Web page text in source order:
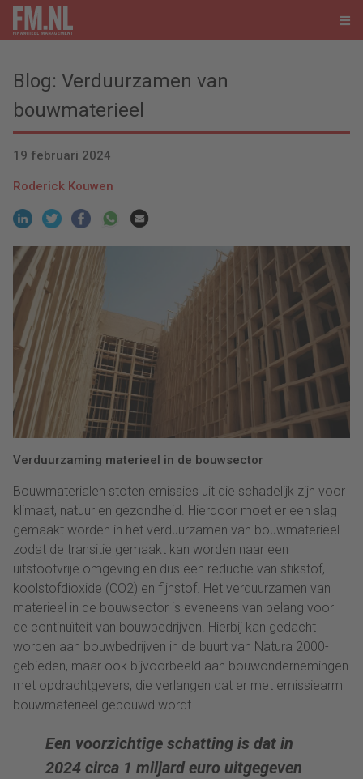
Blog: Verduurzamen van
bouwmaterieel
19 februari 2024
Roderick Kouwen
Verduurzaming materieel in de bouwsector
Bouwmaterialen stoten emissies uit die schadelijk zijn voor
klimaat, natuur en gezondheid. Hierdoor moet er een slag
gemaakt worden in het verduurzamen van bouwmaterieel
zodat de transitie gemaakt kan worden naar een
uitstootvrije omgeving en dus een reductie van stikstof,
koolstofdioxide (CO2) en fijnstof. Het verduurzamen van
materieel in de bouwsector is eveneens van belang voor
de continuïteit van bouwbedrijven. Hierbij kan gedacht
worden aan bouwbedrijven in de buurt van Natura 2000-
gebieden, maar ook bijvoorbeeld aan bouwondernemingen
met opdrachtgevers, die verlangen dat er met emissiearm
bouwmaterieel gebouwd wordt.
Een voorzichtige schatting is dat in
2024 circa 1 miljard euro uitgegeven